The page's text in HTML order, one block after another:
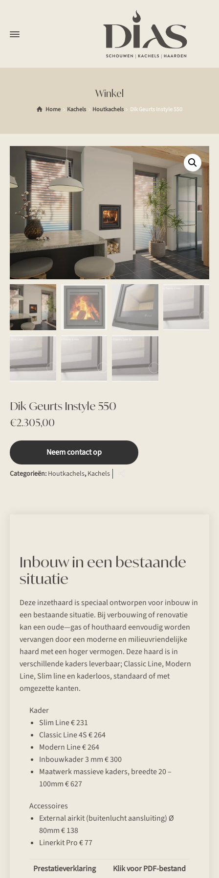
Winkel
Home Kachels Houtkachels Dik Geurts Instyle 550
Dik Geurts Instyle 550
€2.305,00
Neem contact op
Categorieën: Houtkachels,Kachels
Inbouw in een bestaande
situatie
Deze inzethaard is speciaal ontworpen voor inbouw in
een bestaande situatie. Bij verbouwing of renovatie
kan een oude—gas of houthaard eenvoudig worden
vervangen door een moderne en milieuvriendelijke
haard met een hoger vermogen. Deze haard is in
verschillende kaders leverbaar; Classic Line, Modern
Line, Slim line en kaderloos, standaard of met
omgezette kanten.
Kader
Slim Line € 231
Classic Line 4S € 264
Modern Line € 264
Inbouwkader 3 mm € 300
Maatwerk massieve kaders, breedte 20 –
100mm € 627
Accessoires
External airkit (buitenlucht aansluiting) Ø
80mm € 138
Linerkit Pro € 77
Prestatieverklaring Klik voor PDF-bestand